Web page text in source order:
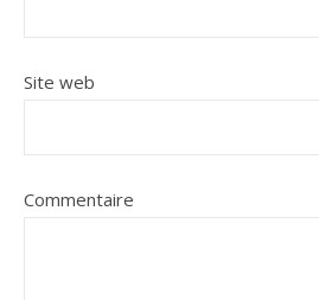
Site web
Commentaire